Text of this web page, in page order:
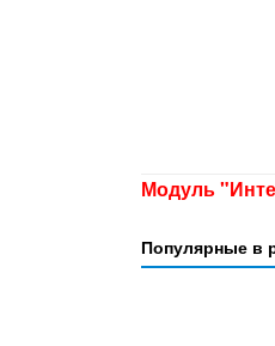
Модуль
Популярные в